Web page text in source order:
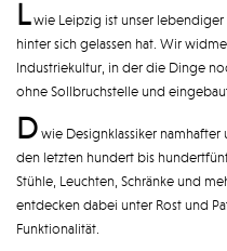
Lwie Leipzig ist unser lebendiger
hinter sich gelassen hat. Wir
Industriekultur, in der die Dinge
ohne Sollbruchstelle und
D wie Designklassiker
den letzten hundert bis
Stühle, Leuchten, Schränke und
entdecken dabei unter Rost und
Funktionalität.